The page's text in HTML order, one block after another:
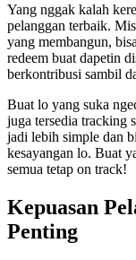
Yang nggak kalah
pelanggan terbaik.
yang membangun,
redeem buat dapetin
berkontribusi sambil
Buat lo yang suka
juga tersedia tracking
jadi lebih simple dan
kesayangan lo. Buat
semua tetap on track!
Kepuasan
Penting